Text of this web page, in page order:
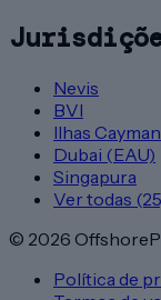
Nevis
BVI
Ilhas Cayman
Dubai (EAU)
Singapura
Ver todas
© 2026
Política de